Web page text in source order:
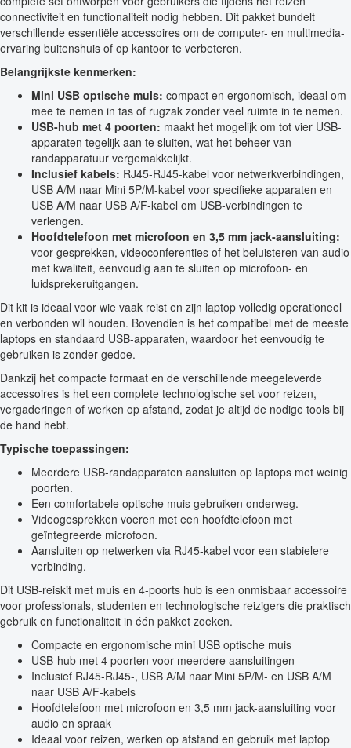
connectiviteit en functionaliteit nodig hebben. Dit pakket bundelt
verschillende essentiële accessoires om de computer- en multimedia-
ervaring buitenshuis of op kantoor te verbeteren.
Belangrijkste kenmerken:
Mini USB optische muis: compact en ergonomisch, ideaal om
mee te nemen in tas of rugzak zonder veel ruimte in te nemen.
USB-hub met 4 poorten: maakt het mogelijk om tot vier USB-
apparaten tegelijk aan te sluiten, wat het beheer van
randapparatuur vergemakkelijkt.
Inclusief kabels: RJ45-RJ45-kabel voor netwerkverbindingen,
USB A/M naar Mini 5P/M-kabel voor specifieke apparaten en
USB A/M naar USB A/F-kabel om USB-verbindingen te
verlengen.
Hoofdtelefoon met microfoon en 3,5 mm jack-aansluiting:
voor gesprekken, videoconferenties of het beluisteren van audio
met kwaliteit, eenvoudig aan te sluiten op microfoon- en
luidsprekeruitgangen.
Dit kit is ideaal voor wie vaak reist en zijn laptop volledig operationeel
en verbonden wil houden. Bovendien is het compatibel met de meeste
laptops en standaard USB-apparaten, waardoor het eenvoudig te
gebruiken is zonder gedoe.
Dankzij het compacte formaat en de verschillende meegeleverde
accessoires is het een complete technologische set voor reizen,
vergaderingen of werken op afstand, zodat je altijd de nodige tools bij
de hand hebt.
Typische toepassingen:
Meerdere USB-randapparaten aansluiten op laptops met weinig
poorten.
Een comfortabele optische muis gebruiken onderweg.
Videogesprekken voeren met een hoofdtelefoon met
geïntegreerde microfoon.
Aansluiten op netwerken via RJ45-kabel voor een stabielere
verbinding.
Dit USB-reiskit met muis en 4-poorts hub is een onmisbaar accessoire
voor professionals, studenten en technologische reizigers die praktisch
gebruik en functionaliteit in één pakket zoeken.
Compacte en ergonomische mini USB optische muis
USB-hub met 4 poorten voor meerdere aansluitingen
Inclusief RJ45-RJ45-, USB A/M naar Mini 5P/M- en USB A/M
naar USB A/F-kabels
Hoofdtelefoon met microfoon en 3,5 mm jack-aansluiting voor
audio en spraak
Ideaal voor reizen, werken op afstand en gebruik met laptop